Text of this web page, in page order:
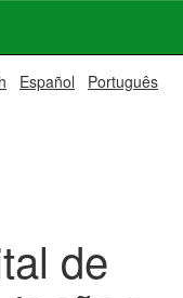
Español Português
de